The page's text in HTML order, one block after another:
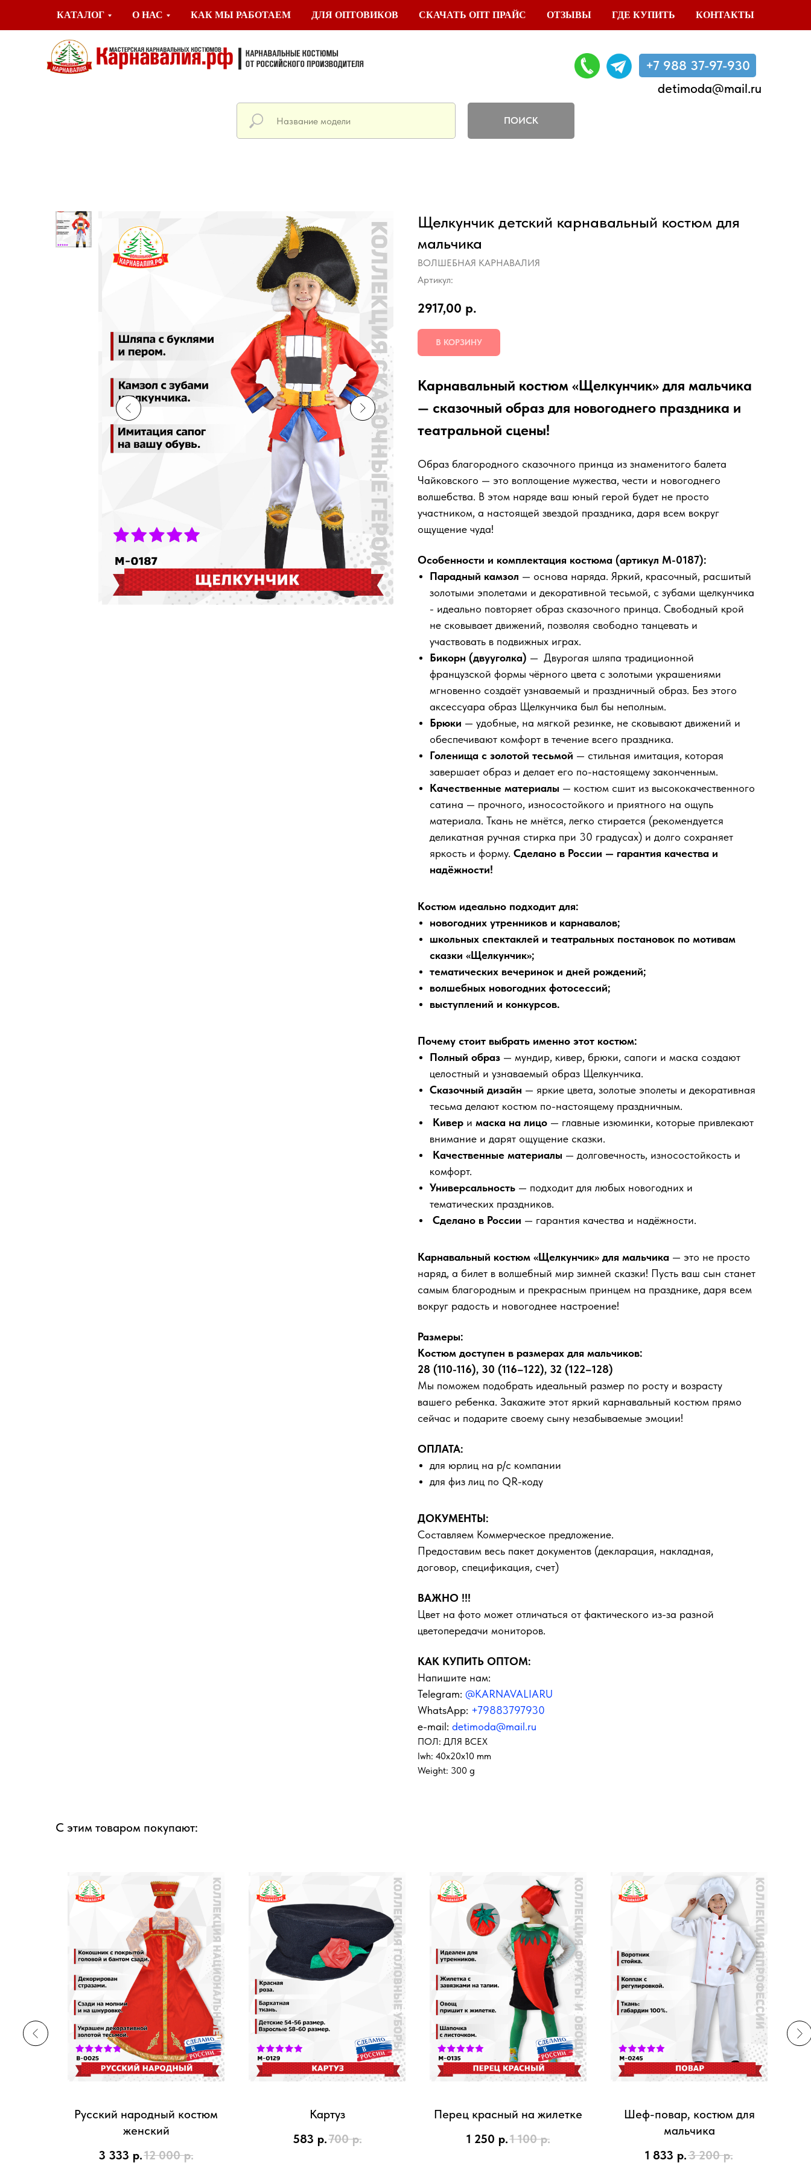
КАТАЛОГ О НАС КАК МЫ РАБОТАЕМ ДЛЯ ОПТОВИКОВ СКАЧАТЬ ОПТ ПРАЙС ОТЗЫВЫ ГДЕ КУПИТЬ КОНТАКТЫ
detimoda@mail.ru
+7 988 37-97-930
ПОИСК
Щелкунчик детский карнавальный костюм для
мальчика
ВОЛШЕБНАЯ КАРНАВАЛИЯ
Артикул:
2917,00 р.
В КОРЗИНУ
Карнавальный костюм «Щелкунчик» для мальчика
— сказочный образ для новогоднего праздника и
театральной сцены!
Образ благородного сказочного принца из знаменитого балета
Чайковского — это воплощение мужества, чести и новогоднего
волшебства. В этом наряде ваш юный герой будет не просто
участником, а настоящей звездой праздника, даря всем вокруг
ощущение чуда!
Особенности и комплектация костюма (артикул М-0187):
Парадный камзол — основа наряда. Яркий, красочный, расшитый
золотыми эполетами и декоративной тесьмой, с зубами щелкунчика
- идеально повторяет образ сказочного принца. Свободный крой
не сковывает движений, позволяя свободно танцевать и
участвовать в подвижных играх.
Бикорн (двууголка) — Двурогая шляпа традиционной
французской формы чёрного цвета с золотыми украшениями
мгновенно создаёт узнаваемый и праздничный образ. Без этого
аксессуара образ Щелкунчика был бы неполным.
Брюки — удобные, на мягкой резинке, не сковывают движений и
обеспечивают комфорт в течение всего праздника.
Голенища с золотой тесьмой — стильная имитация, которая
завершает образ и делает его по-настоящему законченным.
Качественные материалы — костюм сшит из высококачественного
сатина — прочного, износостойкого и приятного на ощупь
материала. Ткань не мнётся, легко стирается (рекомендуется
деликатная ручная стирка при 30 градусах) и долго сохраняет
яркость и форму. Сделано в России — гарантия качества и
надёжности!
Костюм идеально подходит для:
новогодних утренников и карнавалов;
школьных спектаклей и театральных постановок по мотивам
сказки «Щелкунчик»;
тематических вечеринок и дней рождений;
волшебных новогодних фотосессий;
выступлений и конкурсов.
Почему стоит выбрать именно этот костюм:
Полный образ — мундир, кивер, брюки, сапоги и маска создают
целостный и узнаваемый образ Щелкунчика.
Сказочный дизайн — яркие цвета, золотые эполеты и декоративная
тесьма делают костюм по-настоящему праздничным.
Кивер и маска на лицо — главные изюминки, которые привлекают
внимание и дарят ощущение сказки.
Качественные материалы — долговечность, износостойкость и
комфорт.
Универсальность — подходит для любых новогодних и
тематических праздников.
Сделано в России — гарантия качества и надёжности.
Карнавальный костюм «Щелкунчик» для мальчика — это не просто
наряд, а билет в волшебный мир зимней сказки! Пусть ваш сын станет
самым благородным и прекрасным принцем на празднике, даря всем
вокруг радость и новогоднее настроение!
Размеры:
Костюм доступен в размерах для мальчиков:
28 (110-116), 30 (116–122), 32 (122–128)
Мы поможем подобрать идеальный размер по росту и возрасту
вашего ребенка. Закажите этот яркий карнавальный костюм прямо
сейчас и подарите своему сыну незабываемые эмоции!
ОПЛАТА:
для юрлиц на р/с компании
для физ лиц по QR-коду
ДОКУМЕНТЫ:
Составляем Коммерческое предложение.
Предоставим весь пакет документов (декларация, накладная,
договор, спецификация, счет)
ВАЖНО !!!
Цвет на фото может отличаться от фактического из-за разной
цветопередачи мониторов.
КАК КУПИТЬ ОПТОМ:
Напишите нам:
Telegram: @KARNAVALIARU
WhatsApp: +79883797930
e-mail: detimoda@mail.ru
ПОЛ: ДЛЯ ВСЕХ
lwh: 40x20x10 mm
Weight: 300 g
С этим товаром покупают:
Русский народный костюм
женский
3 333 р.12 000 р.
Картуз
583 р.700 р.
Перец красный на жилетке
1 250 р.1 100 р.
Шеф-повар, костюм для
мальчика
1 833 р.3 200 р.